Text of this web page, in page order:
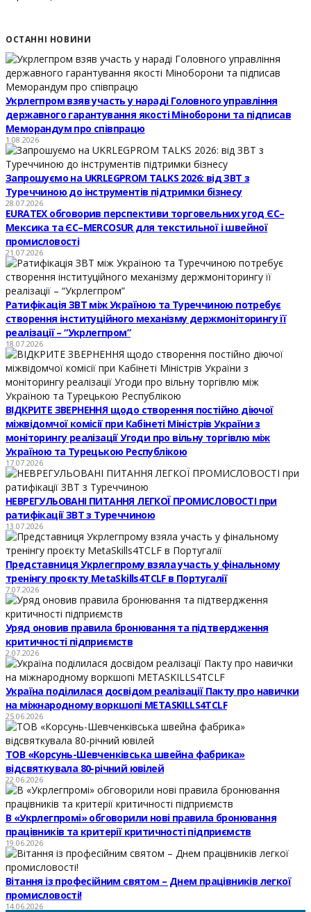
ОСТАННІ НОВИНИ
Укрлегпром взяв участь у нараді Головного управління
державного гарантування якості Міноборони та підписав
Меморандум про співпрацю
1.08.2026
Запрошуємо на UKRLEGPROM TALKS 2026: від ЗВТ з
Туреччиною до інструментів підтримки бізнесу
28.07.2026
EURATEX обговорив перспективи торговельних угод ЄС–
Мексика та ЄС–MERCOSUR для текстильної і швейної
промисловості
21.07.2026
Ратифікація ЗВТ між Україною та Туреччиною потребує
створення інституційного механізму держмоніторингу її
реалізації – “Укрлегпром”
18.07.2026
ВІДКРИТЕ ЗВЕРНЕННЯ щодо створення постійно діючої
міжвідомчої комісії при Кабінеті Міністрів України з
моніторингу реалізації Угоди про вільну торгівлю між
Україною та Турецькою Республікою
17.07.2026
НЕВРЕГУЛЬОВАНІ ПИТАННЯ ЛЕГКОЇ ПРОМИСЛОВОСТІ при
ратифікації ЗВТ з Туреччиною
13.07.2026
Представниця Укрлегпрому взяла участь у фінальному
тренінгу проєкту MetaSkills4TCLF в Португалії
7.07.2026
Уряд оновив правила бронювання та підтвердження
критичності підприємств
2.07.2026
Україна поділилася досвідом реалізації Пакту про навички
на міжнародному воркшопі METASKILLS4TCLF
25.06.2026
ТОВ «Корсунь-Шевченківська швейна фабрика»
відсвяткувала 80-річний ювілей
22.06.2026
В «Укрлегпромі» обговорили нові правила бронювання
працівників та критерії критичності підприємств
19.06.2026
Вітання із професійним святом – Днем працівників легкої
промисловості!
14.06.2026